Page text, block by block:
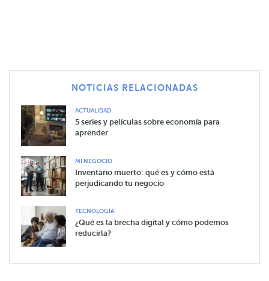
NOTICIAS RELACIONADAS
ACTUALIDAD
5 series y películas sobre economía para
aprender
MI NEGOCIO
Inventario muerto: qué es y cómo está
perjudicando tu negocio
TECNOLOGÍA
¿Qué es la brecha digital y cómo podemos
reducirla?